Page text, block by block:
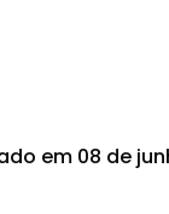
em 08 de